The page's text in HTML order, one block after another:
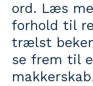
ord. Læs
forhold til
trælst
se frem til